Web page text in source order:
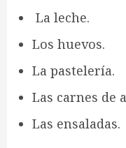
La leche.
Los huevos.
La pastelería.
Las carnes de
Las ensaladas.